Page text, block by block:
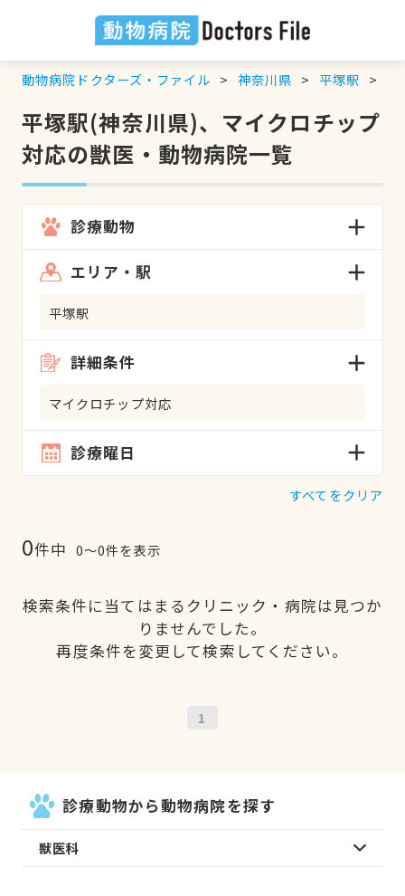
動物病院ドクターズ・ファイル 神奈川県 平塚駅
平塚駅(神奈川県)、マイクロチップ
対応の獣医・動物病院一覧
診療動物
エリア・駅
平塚駅
詳細条件
マイクロチップ対応
診療曜日
すべてをクリア
0件中 0〜0件を表示
検索条件に当てはまるクリニック・病院は見つか
りませんでした。
再度条件を変更して検索してください。
1
診療動物から動物病院を探す
獣医科